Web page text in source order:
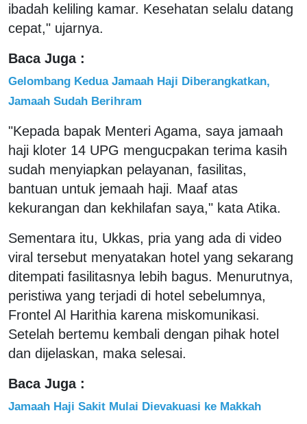
ibadah keliling kamar. Kesehatan selalu datang
cepat," ujarnya.
Baca Juga :
Gelombang Kedua Jamaah Haji Diberangkatkan,
Jamaah Sudah Berihram
"Kepada bapak Menteri Agama, saya jamaah
haji kloter 14 UPG mengucpakan terima kasih
sudah menyiapkan pelayanan, fasilitas,
bantuan untuk jemaah haji. Maaf atas
kekurangan dan kekhilafan saya," kata Atika.
Sementara itu, Ukkas, pria yang ada di video
viral tersebut menyatakan hotel yang sekarang
ditempati fasilitasnya lebih bagus. Menurutnya,
peristiwa yang terjadi di hotel sebelumnya,
Frontel Al Harithia karena miskomunikasi.
Setelah bertemu kembali dengan pihak hotel
dan dijelaskan, maka selesai.
Baca Juga :
Jamaah Haji Sakit Mulai Dievakuasi ke Makkah